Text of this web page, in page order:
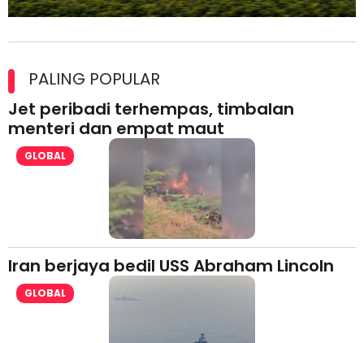
lesen separuh pertama 2026
PALING POPULAR
Jet peribadi terhempas, timbalan
menteri dan empat maut
GLOBAL
Iran berjaya bedil USS Abraham Lincoln
GLOBAL